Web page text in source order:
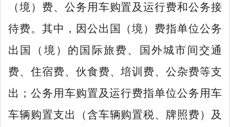
（境）费、公务用车购置及运行费和公务接
待费。其中，因公出国（境）费指单位公务
出国（境）的国际旅费、国外城市间交通
费、住宿费、伙食费、培训费、公杂费等支
出；公务用车购置及运行费指单位公务用车
车辆购置支出（含车辆购置税、牌照费）及